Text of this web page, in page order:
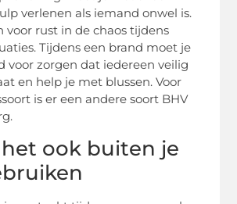
verlenen als iemand onwel is.
voor rust in de chaos tijdens
Tijdens een brand moet je
voor zorgen dat iedereen veilig
en help je met blussen. Voor
is er een andere soort BHV
ook buiten je